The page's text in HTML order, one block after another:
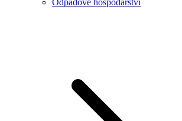
Odpadové hospodářství